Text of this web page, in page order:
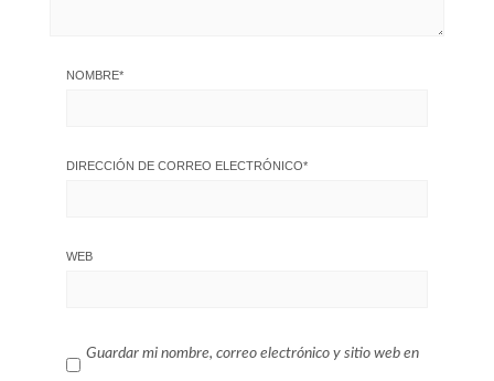
NOMBRE*
DIRECCIÓN DE CORREO ELECTRÓNICO*
WEB
Guardar mi nombre, correo electrónico y sitio web en